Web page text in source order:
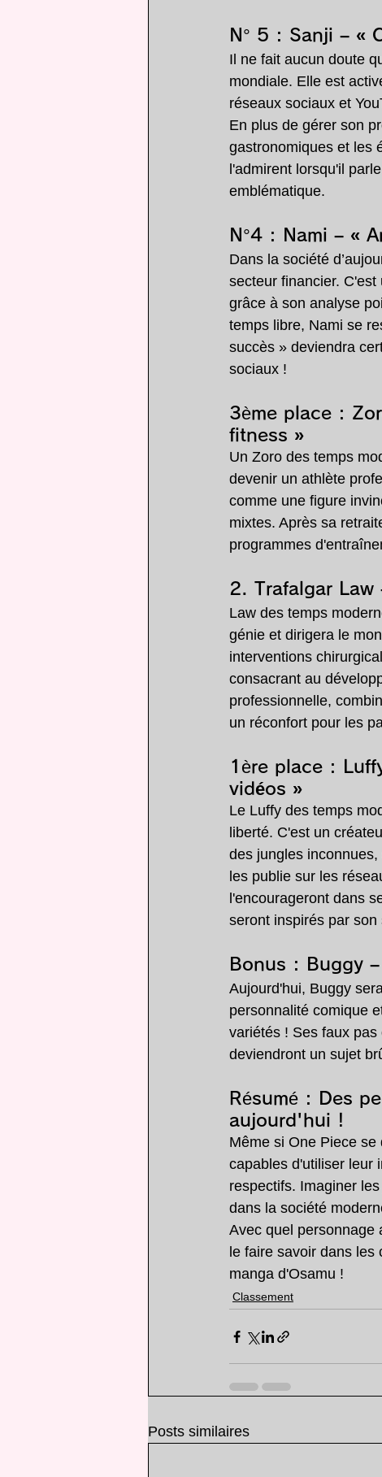
N° 5 : Sanji – «
Il ne fait aucun doute
mondiale. Elle est
réseaux sociaux et
En plus de gérer son
gastronomiques et les
l'admirent lorsqu'il
emblématique.
N°4 : Nami – «
Dans la société
secteur financier.
grâce à son analyse
temps libre, Nami se
succès » deviendra
sociaux !
3ème place :
fitness »
Un Zoro des temps
devenir un athlète
comme une figure
mixtes. Après sa
programmes
2. Trafalgar
Law des temps
génie et dirigera le
interventions
consacrant au
professionnelle,
un réconfort pour les
1ère place :
vidéos »
Le Luffy des temps
liberté. C'est un
des jungles
les publie sur les
l'encourageront dans
seront inspirés par
Bonus : Buggy
Aujourd'hui, Buggy
personnalité comique
variétés ! Ses faux
deviendront un sujet
Résumé : Des
aujourd'hui !
Même si One Piece
capables d'utiliser leur
respectifs. Imaginer
dans la société
Avec quel personnage
le faire savoir dans
manga d'Osamu !
Classement
Posts similaires